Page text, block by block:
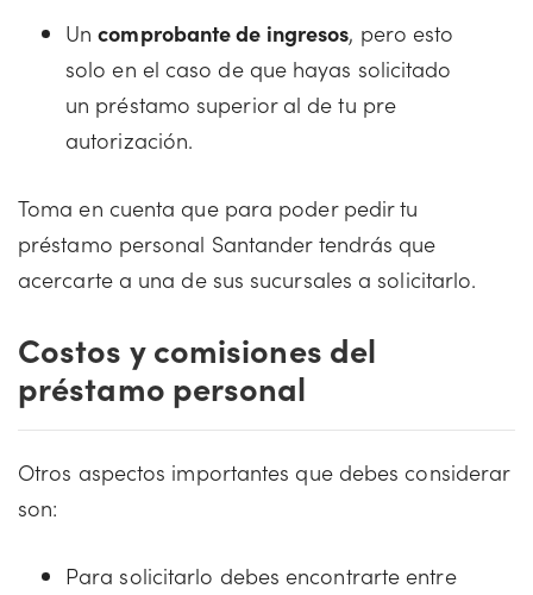
Uncomprobante de ingresos, pero esto
solo en el caso de que hayas solicitado
un préstamo superior al de tu pre
autorización.
Toma en cuenta que para poder pedir tu
préstamo personal Santander tendrás que
acercarte a una de sus sucursales a solicitarlo.
Costos y comisiones del
préstamo personal
Otros aspectos importantes que debes considerar
son:
Para solicitarlo debes encontrarte entre